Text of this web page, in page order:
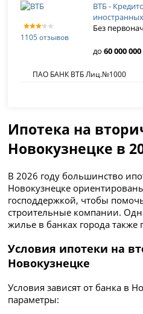
1105 отзывов
ВТБ -
Без
до60 000 000
ПАО БАНК ВТБ Лиц.№1000
Ипотека на
Новокузнецке в
В 2026 году большинство
Новокузнецке
господдержкой, чтобы
строительные компании.
жилье в банках города также
Условия ипотеки на
Новокузнецке
Условия зависят от банка в
параметры: